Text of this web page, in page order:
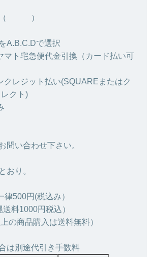
（ ）
A.B.C.Dで選択
マト宅急便代金引換（カード払い可
クレジット払い(SQUAREまたはク
クト)
問い合わせ下さい。
おり。
500円(税込み）
料1000円税込）
の商品購入は送料無料）
は別途代引き手数料